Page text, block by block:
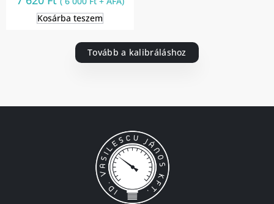
Kosárba teszem
Tovább a kalibráláshoz